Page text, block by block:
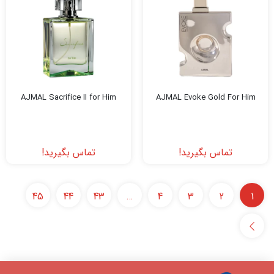
AJMAL Evoke Gold For Him
تماس بگیرید!
AJMAL Sacrifice II for Him
تماس بگیرید!
1
2
3
4
…
43
44
45